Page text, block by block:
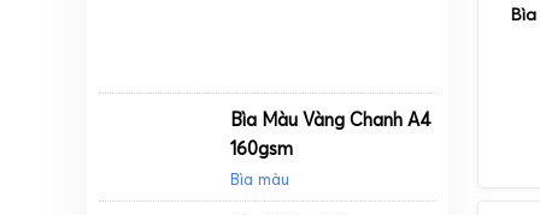
Bìa Màu Vàng Chanh A4
160gsm
Bìa màu